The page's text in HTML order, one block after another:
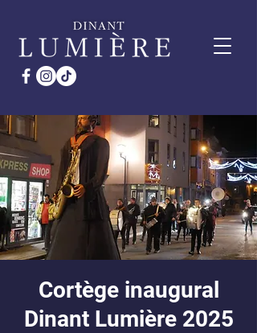
Cortège inaugural
Dinant Lumière 2025